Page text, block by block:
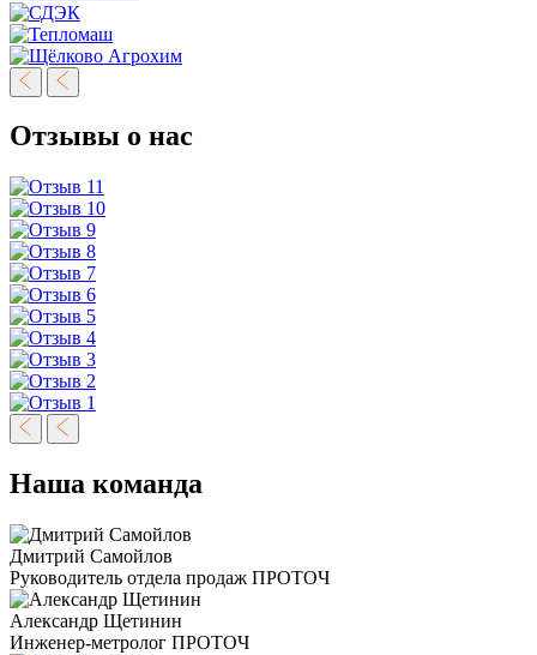
Отзывы о нас
Наша команда
Дмитрий Самойлов
Руководитель отдела продаж ПРОТОЧ
Александр Щетинин
Инженер-метролог ПРОТОЧ